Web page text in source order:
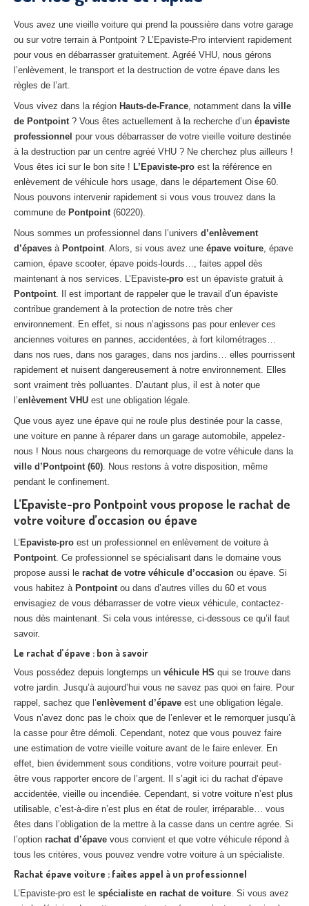
– Aube
02– Aisne
Tous les secteurs
CENTREVHU AGRÉE
Centreagréé VHU Paris 75 : casse auto avec destruction
Centre
agréé VHU 77 : casse auto avec destruction
Centreagréé VHU 78 : casse auto avec destruction
Centreagréé VHU 91 : casse auto avec destruction
Centreagréé VHU 92 : casse auto avec destruction
Centreagréé VHU 93 : casse auto avec destruction
Centreagréé VHU 94 : casse auto avec destruction
Centreagréé VHU 95 : casse auto avec destruction
DOCUMENTSÀ JOINDRE
RACHATVÉHICULES
01 83 64 20 40
Vous avez une vieille voiture qui prend la poussière dans votre garage
ou sur votre terrain à Pontpoint ? L’Epaviste-Pro intervient rapidement
pour vous en débarrasser gratuitement. Agréé VHU, nous gérons
l’enlèvement, le transport et la destruction de votre épave dans les
règles de l’art.
Vous vivez dans la région Hauts-de-France, notamment dans la ville
de Pontpoint? Vous êtes actuellement à la recherche d’un épaviste
professionnel pour vous débarrasser de votre vieille voiture destinée
à la destruction par un centre agréé VHU ? Ne cherchez plus ailleurs !
Vous êtes ici sur le bon site ! L’Epaviste-pro est la référence en
enlèvement de véhicule hors usage, dans le département Oise 60.
Nous pouvons intervenir rapidement si vous vous trouvez dans la
commune de Pontpoint(60220).
Nous sommes un professionnel dans l’univers d’enlèvement
d’épaves à Pontpoint. Alors, si vous avez une épave voiture, épave
camion, épave scooter, épave poids-lourds…, faites appel dès
maintenant à nos services. L’Epaviste-pro est un épaviste gratuit à
Pontpoint. Il est important de rappeler que le travail d’un épaviste
contribue grandement à la protection de notre très cher
environnement. En effet, si nous n’agissons pas pour enlever ces
anciennes voitures en pannes, accidentées, à fort kilométrages…
dans nos rues, dans nos garages, dans nos jardins… elles pourrissent
rapidement et nuisent dangereusement à notre environnement. Elles
sont vraiment très polluantes. D’autant plus, il est à noter que
l’enlèvement VHU est une obligation légale.
Que vous ayez une épave qui ne roule plus destinée pour la casse,
une voiture en panne à réparer dans un garage automobile, appelez-
nous ! Nous nous chargeons du remorquage de votre véhicule dans la
ville d’Pontpoint (60). Nous restons à votre disposition, même
pendant le confinement.
L’Epaviste-pro Pontpoint vous propose le rachat de
votre voiture d’occasion ou épave
L’ Epaviste-pro est un professionnel en enlèvement de voiture à
Pontpoint. Ce professionnel se spécialisant dans le domaine vous
propose aussi le rachat de votre véhicule d’occasion ou épave. Si
vous habitez à Pontpointou dans d’autres villes du 60 et vous
envisagiez de vous débarrasser de votre vieux véhicule, contactez-
nous dès maintenant. Si cela vous intéresse, ci-dessous ce qu’il faut
savoir.
Le rachat d’épave : bon à savoir
Vous possédez depuis longtemps un véhicule HS qui se trouve dans
votre jardin. Jusqu’à aujourd’hui vous ne savez pas quoi en faire. Pour
rappel, sachez que l’enlèvement d’épave est une obligation légale.
Vous n’avez donc pas le choix que de l’enlever et le remorquer jusqu’à
la casse pour être démoli. Cependant, notez que vous pouvez faire
une estimation de votre vieille voiture avant de le faire enlever. En
effet, bien évidemment sous conditions, votre voiture pourrait peut-
être vous rapporter encore de l’argent. Il s’agit ici du rachat d’épave
accidentée, vieille ou incendiée. Cependant, si votre voiture n’est plus
utilisable, c’est-à-dire n’est plus en état de rouler, irréparable… vous
êtes dans l’obligation de la mettre à la casse dans un centre agrée. Si
l’option rachat d’épave vous convient et que votre véhicule répond à
tous les critères, vous pouvez vendre votre voiture à un spécialiste.
Rachat épave voiture : faites appel à un professionnel
L’Epaviste-pro est le spécialiste en rachat de voiture. Si vous avez